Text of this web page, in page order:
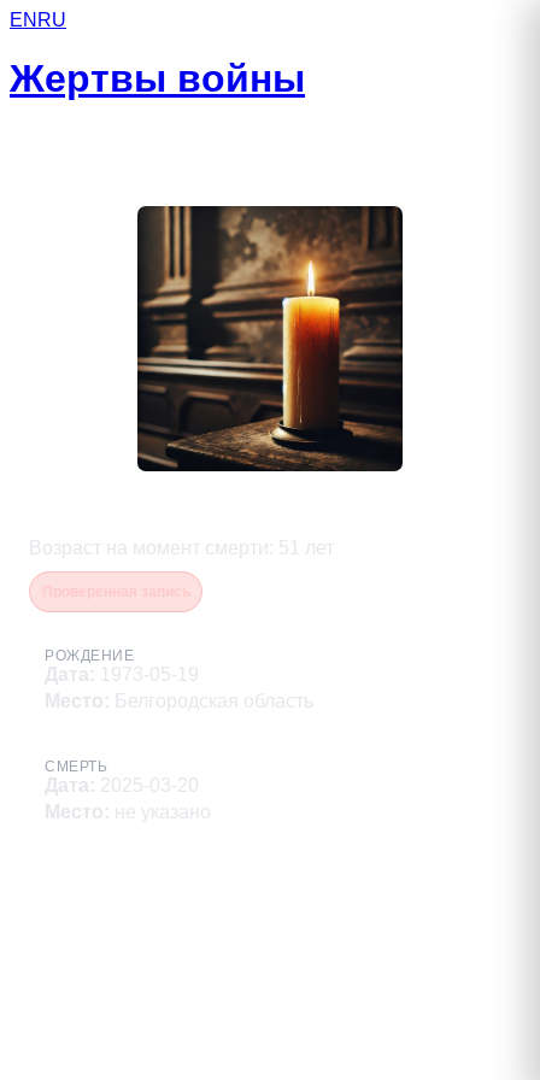
EN RU
Жертвы войны
Возраст на момент смерти : 51 лет
РОЖДЕНИЕ
Дата: 1973-05-19
Место: Белгородская область
СМЕРТЬ
Дата: 2025-03-20
Место: не указано